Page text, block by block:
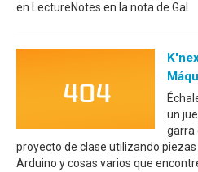
en LectureNotes en la nota de Gal
un
garra
proyecto de clase utilizando piezas
Arduino y cosas varios que